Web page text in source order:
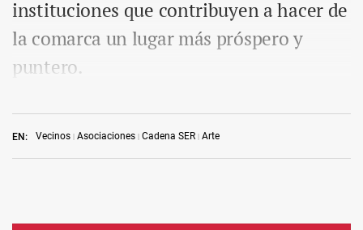
EN: Vecinos Asociaciones Cadena SER Arte
instituciones que contribuyen a hacer de
la comarca un lugar más próspero y
puntero.